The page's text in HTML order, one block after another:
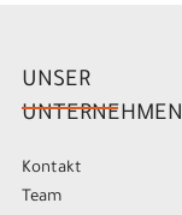
UNSER
UNTERNEHMEN
Kontakt
Team